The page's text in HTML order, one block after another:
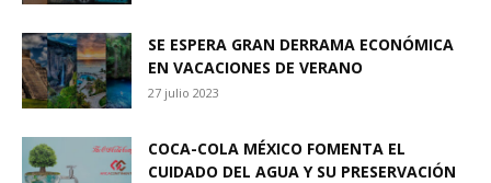
SE ESPERA GRAN DERRAMA ECONÓMICA
EN VACACIONES DE VERANO
27 julio 2023
COCA-COLA MÉXICO FOMENTA EL
CUIDADO DEL AGUA Y SU PRESERVACIÓN